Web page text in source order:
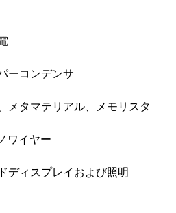
ーコンデンサ
メタマテリアル、メモリスタ
ワイヤー
ディスプレイおよび照明